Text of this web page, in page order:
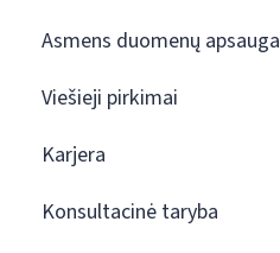
Asmens duomenų apsauga
Viešieji pirkimai
Karjera
Konsultacinė taryba